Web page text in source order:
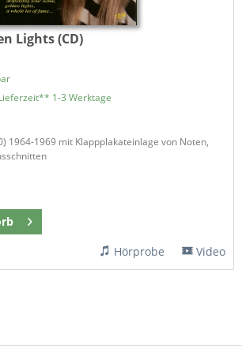
Lights (CD)
1-3 Werktage
1964-1969 mit Klappplakateinlage von Noten,
Hörprobe Video